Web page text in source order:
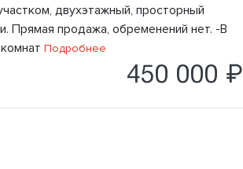
двухэтажный, просторный
Прямая продажа, обременений нет. -В
Подробнее
450 000 ₽